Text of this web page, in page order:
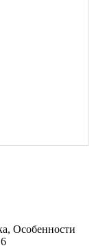
Особенности